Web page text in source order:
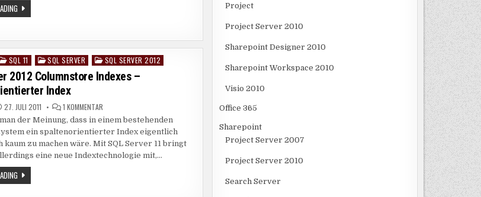
SQLDAYS
IN
SERVER
2012
–
SQL
SERVER
NEXT
GENERATION
SQL 11 SQL SERVER SQL SERVER 2012
2012 Columnstore Indexes –
Index
27. JULI 2011 1 KOMMENTARZU
SQL
SERVER
2012
COLUMNSTORE
INDEXES
–
SPALTENORIENTIERTER
der Meinung, dass in einem bestehenden
ein spaltenorientierter Index eigentlich
kaum zu machen wäre. Mit SQL Server 11 bringt
eine neue Indextechnologie mit,…
SQL
SERVER
Project
Project Server 2010
Sharepoint Designer 2010
Sharepoint Workspace 2010
Visio 2010
Office 365
Sharepoint
Project Server 2007
Project Server 2010
Search Server